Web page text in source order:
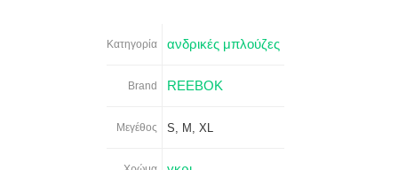
Κατηγορία ανδρικές μπλούζες
Brand REEBOK
Μεγέθος S, M, XL